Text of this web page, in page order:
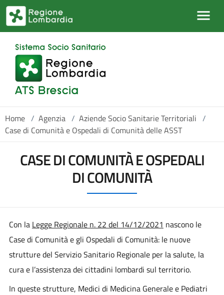
Salta al contenuto principale
Home / Agenzia / Aziende Socio Sanitarie Territoriali /
Case di Comunità e Ospedali di Comunità delle ASST
CASE DI COMUNITÀ E OSPEDALI
DI COMUNITÀ
Con la Legge Regionale n. 22 del 14/12/2021 nascono le
Case di Comunità e gli Ospedali di Comunità: le nuove
strutture del Servizio Sanitario Regionale per la salute, la
cura e l’assistenza dei cittadini lombardi sul territorio.
In queste strutture, Medici di Medicina Generale e Pediatri